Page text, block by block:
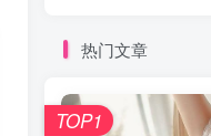
热门文章
TOP1